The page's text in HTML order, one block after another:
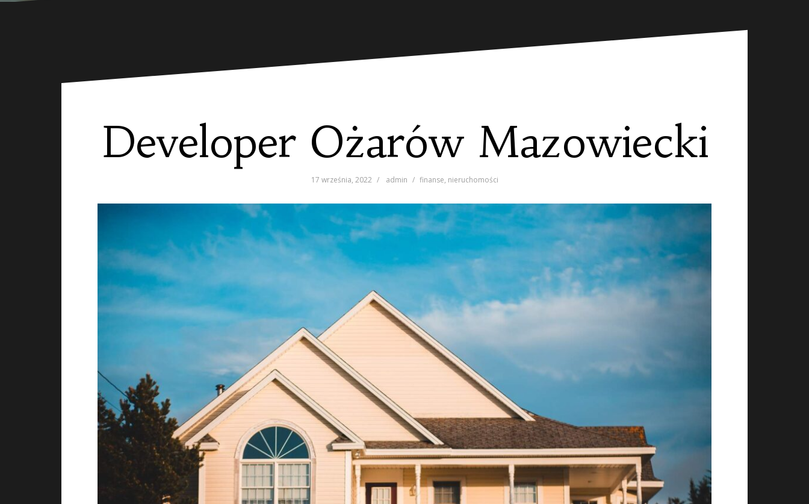
Developer Ożarów Mazowiecki
17 września, 2022 admin finanse, nieruchomości